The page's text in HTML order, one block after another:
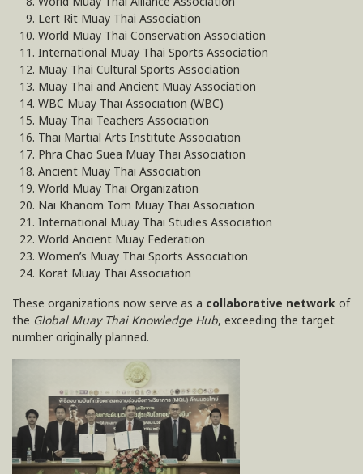
Lert Rit Muay Thai Association
World Muay Thai Conservation Association
International Muay Thai Sports Association
Muay Thai Cultural Sports Association
Muay Thai and Ancient Muay Association
WBC Muay Thai Association (WBC)
Muay Thai Teachers Association
Thai Martial Arts Institute Association
Phra Chao Suea Muay Thai Association
Ancient Muay Thai Association
World Muay Thai Organization
Nai Khanom Tom Muay Thai Association
International Muay Thai Studies Association
World Ancient Muay Federation
Women’s Muay Thai Sports Association
Korat Muay Thai Association
These organizations now serve as a collaborative networkof
the Global Muay Thai Knowledge Hub, exceeding the target
number originally planned.